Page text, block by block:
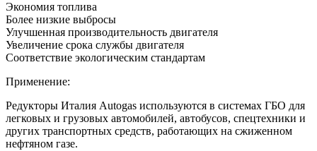
Экономия топлива
Более низкие выбросы
Улучшенная производительность двигателя
Увеличение срока службы двигателя
Соответствие экологическим стандартам
Применение:
Редукторы Италия Autogas используются в системах ГБО для
легковых и грузовых автомобилей, автобусов, спецтехники и
других транспортных средств, работающих на сжиженном
нефтяном газе.